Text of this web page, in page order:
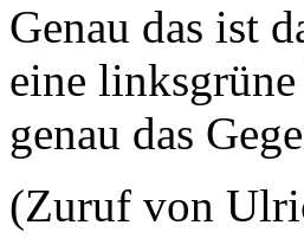
Genau das ist
eine
genau das
(Zuruf von